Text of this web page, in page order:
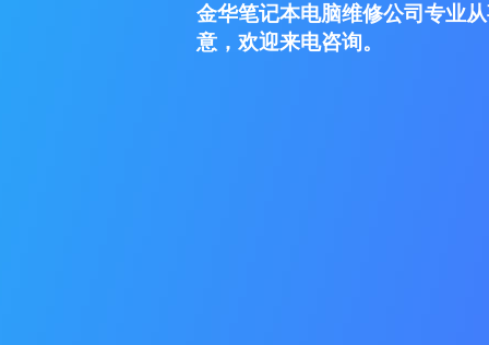
金华笔记本电脑维修公司专业
意，欢迎来电咨询。